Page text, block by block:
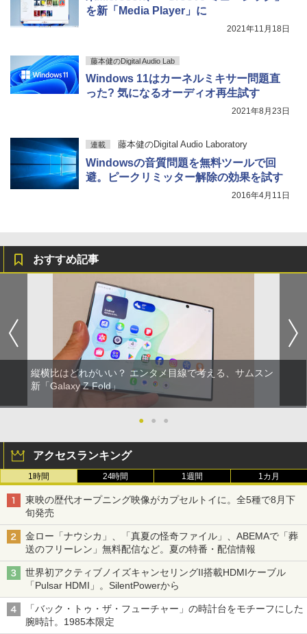
を新「Media Player」に
2021年11月18日
藤本健のDigital Audio Lab
Windows 11はカーネルミキサー問題直
った? 気になるオーディオ再生試す
2021年8月23日
連載 藤本健のDigital Audio Laboratory
Windowsの音質問題を無料ツールで回
避。ピークリミッター解除の効果を試す
2016年4月11日
おすすめ記事
縦横比はどれがいい？ エンタメ目線で考える、サムスン
新「Galaxy Z Fold」
● ● ●
アクセスランキング
1時間 24時間 1週間 1カ月
東映の歴代オープニング映像がカプセルトイに。全5種で8月下
旬発売
金ロー「ナウシカ」、「真夏の怪奇ファイル」、ABEMAで「葬
送のフリーレン」無料配信など。夏の特番・配信情報
世界初アクティブノイズキャンセリングII搭載HDMIケーブル
「Pulsar HDMI」。SilentPowerから
「バック・トゥ・ザ・フューチャー」の時計台をモチーフにした
腕時計。1985本限定